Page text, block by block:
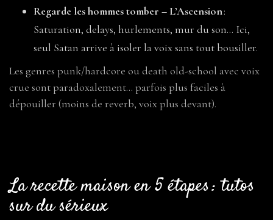
Regarde les hommes tomber – L’Ascension:
Saturation, delays, hurlements, mur du son… Ici,
seul Satan arrive à isoler la voix sans tout bousiller.
Les genres punk/hardcore ou death old-school avec voix
crue sont paradoxalement… parfois plus faciles à
dépouiller (moins de reverb, voix plus devant).
La recette maison en 5 étapes : tutos
sur du sérieux